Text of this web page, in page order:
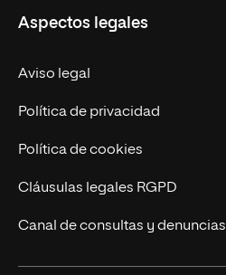
Trabaja en UNIR
Actualidad UNIR
Contáctanos
Aspectos legales
Aviso legal
Política de privacidad
Política de cookies
Cláusulas legales RGPD
Canal de consultas y denuncias